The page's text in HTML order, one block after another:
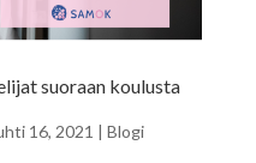
suoraan koulusta
16, 2021 | Blogi